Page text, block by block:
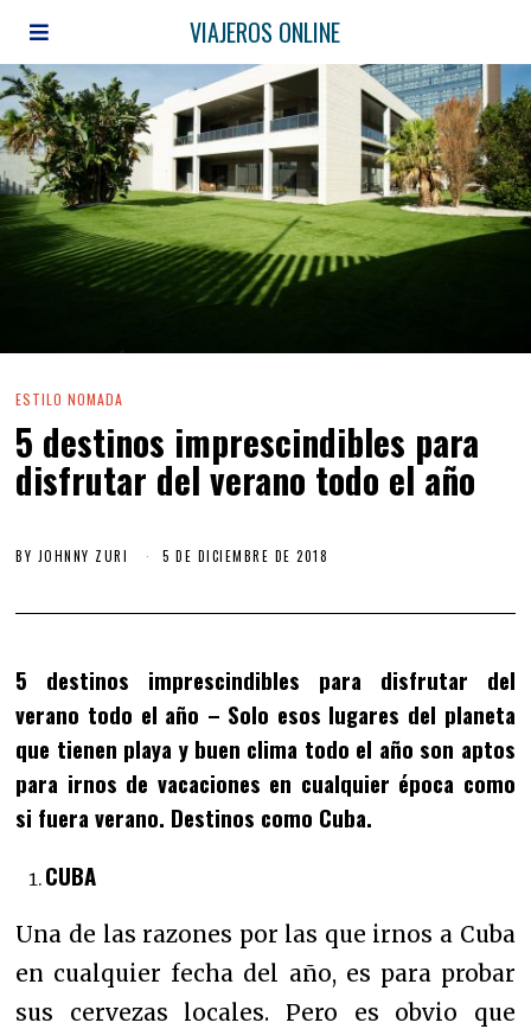
VIAJEROS ONLINE
ESTILO NOMADA
5 destinos imprescindibles para
disfrutar del verano todo el año
BY JOHNNY ZURI 5 DE DICIEMBRE DE 2018
5 destinos imprescindibles para disfrutar del
verano todo el año – Solo esos lugares del planeta
que tienen playa y buen clima todo el año son aptos
para irnos de vacaciones en cualquier época como
si fuera verano. Destinos como Cuba.
CUBA
Una de las razones por las que irnos a Cuba
en cualquier fecha del año, es para probar
sus cervezas locales. Pero es obvio que